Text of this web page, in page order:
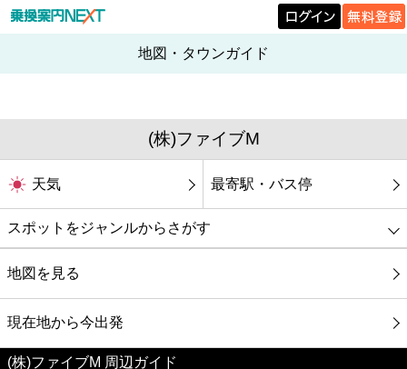
地図・タウンガイド
(株)ファイブM
天気 最寄駅・バス停
スポットをジャンルからさがす
グルメ
映画
地図を見る
現在地から今出発
(株)ファイブM 周辺ガイド